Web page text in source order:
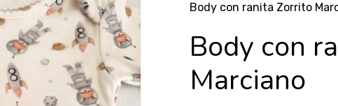
Body con ranita Zorrito
Body con
Marciano